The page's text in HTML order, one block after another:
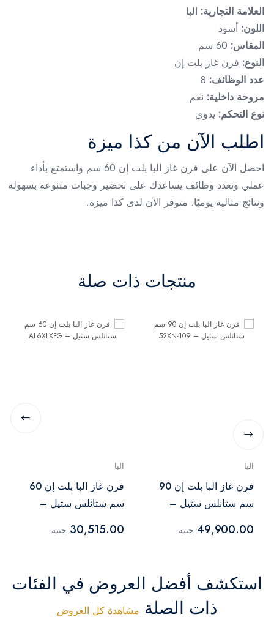
العلامة التجارية: البا
اللون: أسود
المقاس:
النوع: فرن غاز بلت إن
عدد الوظائف:
مروحة داخلية: نعم
نوع التحكم: يدوي
اطلب الآن من كذا ميزة
احصل الآن على فرن غاز البا بلت إن 60 سم واستمتع بأداء
عملي وتعدد وظائف يساعدك على تحضير وجبات متنوعة بسهولة
ونتائج مثالية يوميًا. متوفر الآن لدى كذا ميزة.
منتجات ذات صلة
البا
فرن غاز البا بلت إن 90
سم ستانلس ستيل –
49,900.00 جنيه
البا
فرن غاز البا بلت إن 60
سم ستانلس ستيل –
30,515.00 جنيه
استكشف أفضل العروض في الفئات
ذات الصلة مشاهدة كل العروض